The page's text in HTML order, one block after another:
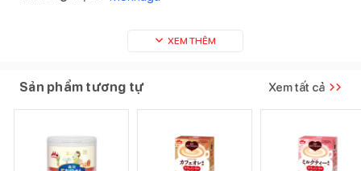
XEM THÊM
Sản phẩm tương tự Xem tất cả